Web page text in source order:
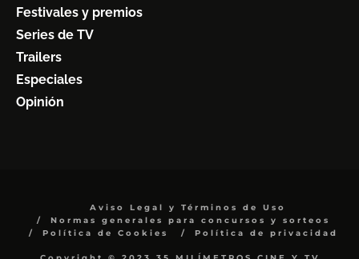
Festivales y premios
Series de TV
Trailers
Especiales
Opinión
Aviso Legal y Términos de Uso
Normas generales para concursos y sorteos
Política de Cookies
Política de privacidad